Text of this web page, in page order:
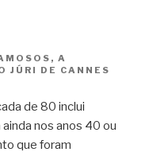
A
JÚRI DE CANNES
de 80 inclui
nos anos 40 ou
que foram